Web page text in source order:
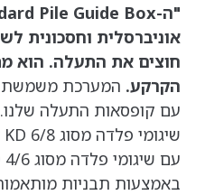
אוניברסלית וחסכונית
​​חוצים את התעלה. הוא
הקרקע. המערכת משמשת
עם קופסאות התעלה
באמצעות תבניות